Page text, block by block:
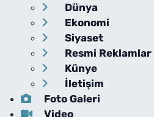
Dünya
Ekonomi
Siyaset
Resmi Reklamlar
Künye
İletişim
Foto Galeri
Video